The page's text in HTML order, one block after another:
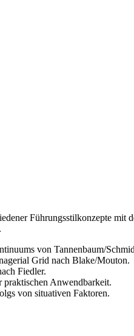
Führungsstilkonzepte
von Tannenbaum/
Grid nach Blake/Mouton.
Fiedler.
Anwendbarkeit.
von situativen Faktoren.